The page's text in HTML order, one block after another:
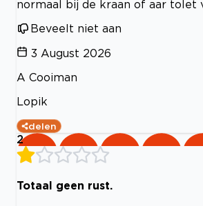
normaal bij de kraan of aar tolet
Beveelt niet aan
3 August 2026
A Cooiman
Lopik
delen
2
Totaal geen rust.